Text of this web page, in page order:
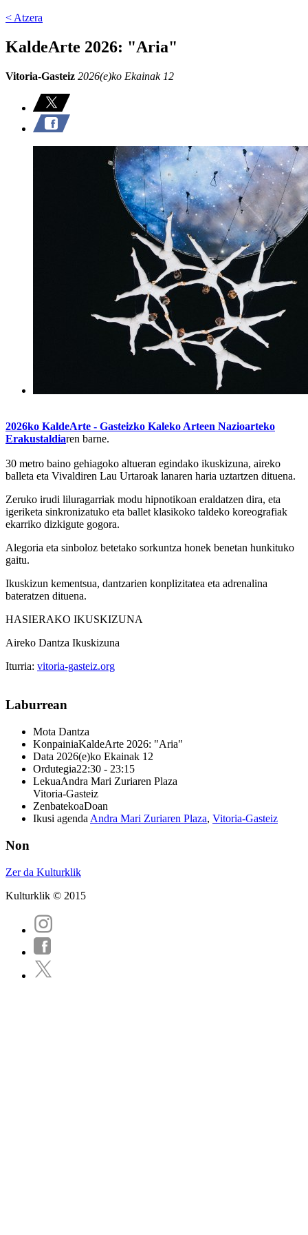
< Atzera
KaldeArte 2026: "Aria"
Vitoria-Gasteiz 2026(e)ko Ekainak 12
2026ko KaldeArte - Gasteizko Kaleko Arteen Nazioarteko
Erakustaldiaren barne.
30 metro baino gehiagoko altueran egindako ikuskizuna, aireko
balleta eta Vivaldiren Lau Urtaroak lanaren haria uztartzen dituena.
Zeruko irudi liluragarriak modu hipnotikoan eraldatzen dira, eta
igeriketa sinkronizatuko eta ballet klasikoko taldeko koreografiak
ekarriko dizkigute gogora.
Alegoria eta sinboloz betetako sorkuntza honek benetan hunkituko
gaitu.
Ikuskizun kementsua, dantzarien konplizitatea eta adrenalina
bateratzen dituena.
HASIERAKO IKUSKIZUNA
Aireko Dantza Ikuskizuna
Iturria: vitoria-gasteiz.org
Laburrean
Mota Dantza
KonpainiaKaldeArte 2026: "Aria"
Data 2026(e)ko Ekainak 12
Ordutegia22:30 - 23:15
LekuaAndra Mari Zuriaren Plaza
Vitoria-Gasteiz
ZenbatekoaDoan
Ikusi agenda Andra Mari Zuriaren Plaza, Vitoria-Gasteiz
Non
Zer da Kulturklik
Kulturklik © 2015